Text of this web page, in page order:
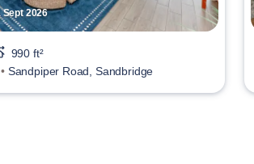
Sept 2026
990 ft²
Sandpiper Road, Sandbridge